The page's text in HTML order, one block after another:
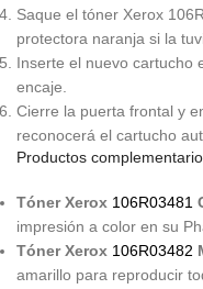
Saque el tóner Xerox
protectora naranja si la
Inserte el nuevo cartucho
encaje.
Cierre la puerta frontal y
reconocerá el cartucho
Productos
Tóner Xerox 106R03481
impresión a color en su
Tóner Xerox 106R03482
amarillo para reproducir